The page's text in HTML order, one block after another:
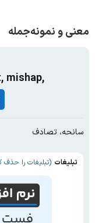
معنی و نمونه‌جمله
mishap,
سانحه، تصادف
تبلیغات (تبلیغات را حذف